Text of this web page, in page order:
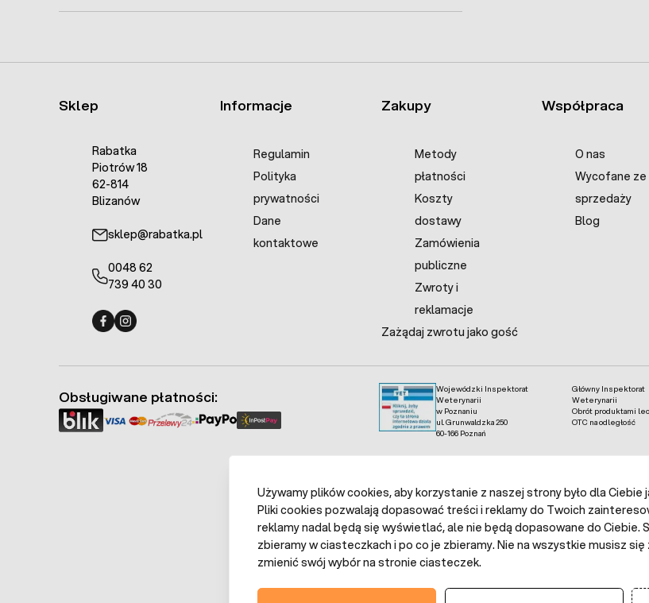
Sklep
Rabatka
Piotrów 18
62-814
Blizanów
sklep@rabatka.pl
0048 62
739 40 30
Informacje
Regulamin
Polityka
prywatności
Dane
kontaktowe
Zakupy
Metody
płatności
Koszty
dostawy
Zamówienia
publiczne
Zwroty i
reklamacje
Zażądaj zwrotu jako gość
Współpraca
O nas
Wycofane ze
sprzedaży
Blog
Wojewódzki Inspektorat
Weterynarii
w Poznaniu
ul. Grunwaldzka 250
60-166 Poznań
Główny Inspektorat
Weterynarii
Obrót produktami
OTC na odległość
Obsługiwane płatności:
Używamy plików cookies, aby korzystanie z naszej strony było dla
Pliki cookies pozwalają dopasować treści i reklamy do Twoich
reklamy nadal będą się wyświetlać, ale nie będą dopasowane do Ciebie.
zbieramy w ciasteczkach i po co je zbieramy. Nie na wszystkie musisz
zmienić swój wybór na stronie ciasteczek.